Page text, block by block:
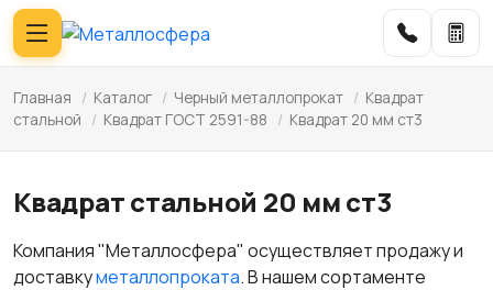
Главная / Каталог / Черный металлопрокат / Квадрат
стальной
/ Квадрат ГОСТ 2591-88 / Квадрат 20 мм ст3
Квадрат стальной 20 мм ст3
Компания "Металлосфера" осуществляет продажу и
доставкуметаллопроката. В нашем сортаменте